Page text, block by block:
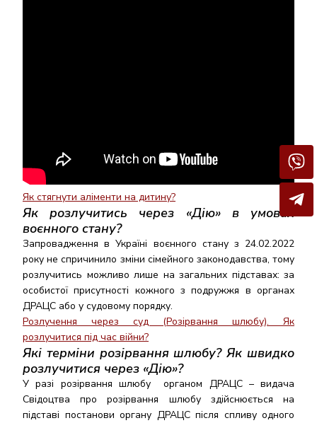
Як стягнути аліменти на дитину?
Як розлучитись через «Дію» в умовах
воєнного стану?
Запровадження в Україні воєнного стану з 24.02.2022
року не спричинило зміни сімейного законодавства, тому
розлучитись можливо лише на загальних підставах: за
особистої присутності кожного з подружжя в органах
ДРАЦС або у судовому порядку.
Розлучення через суд (Розірвання шлюбу). Як
розлучитися під час війни?
Які терміни розірвання шлюбу? Як швидко
розлучитися через «Дію»?
У разі розірвання шлюбу органом ДРАЦС – видача
Свідоцтва про розірвання шлюбу здійснюється на
підставі постанови органу ДРАЦС після спливу одного